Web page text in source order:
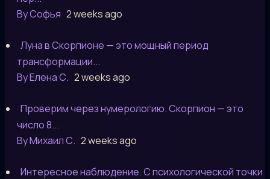
By Софья 2 weeks ago
Луна в Скорпионе — это мощный период
трансформации...
By Елена С. 2 weeks ago
Проверим через нумерологию. Скорпион — это
число 8...
By Михаил С. 2 weeks ago
Интересное наблюдение. С психологической точки